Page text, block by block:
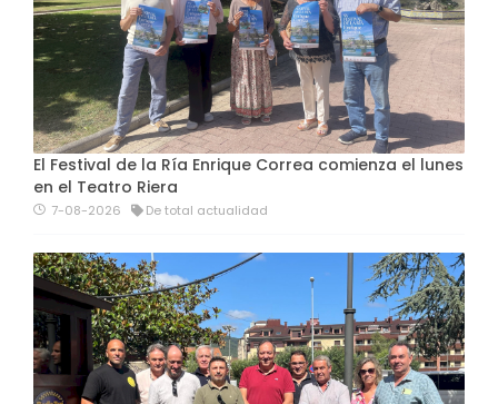
El Festival de la Ría Enrique Correa comienza el lunes
en el Teatro Riera
7-08-2026 De total actualidad